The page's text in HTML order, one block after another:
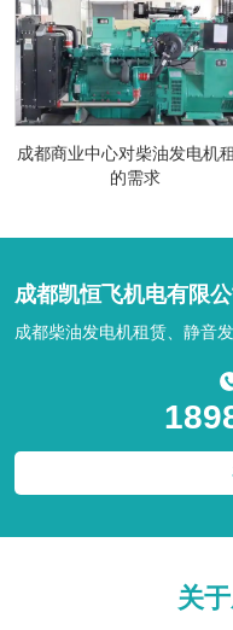
成都商业中心对柴油发电机
的需求
成都凯恒飞机电有限公
成都柴油发电机租赁、静音
关